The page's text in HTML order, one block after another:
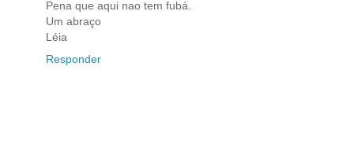
Pena que aqui nao tem fubá.
Um abraço
Léia
Responder